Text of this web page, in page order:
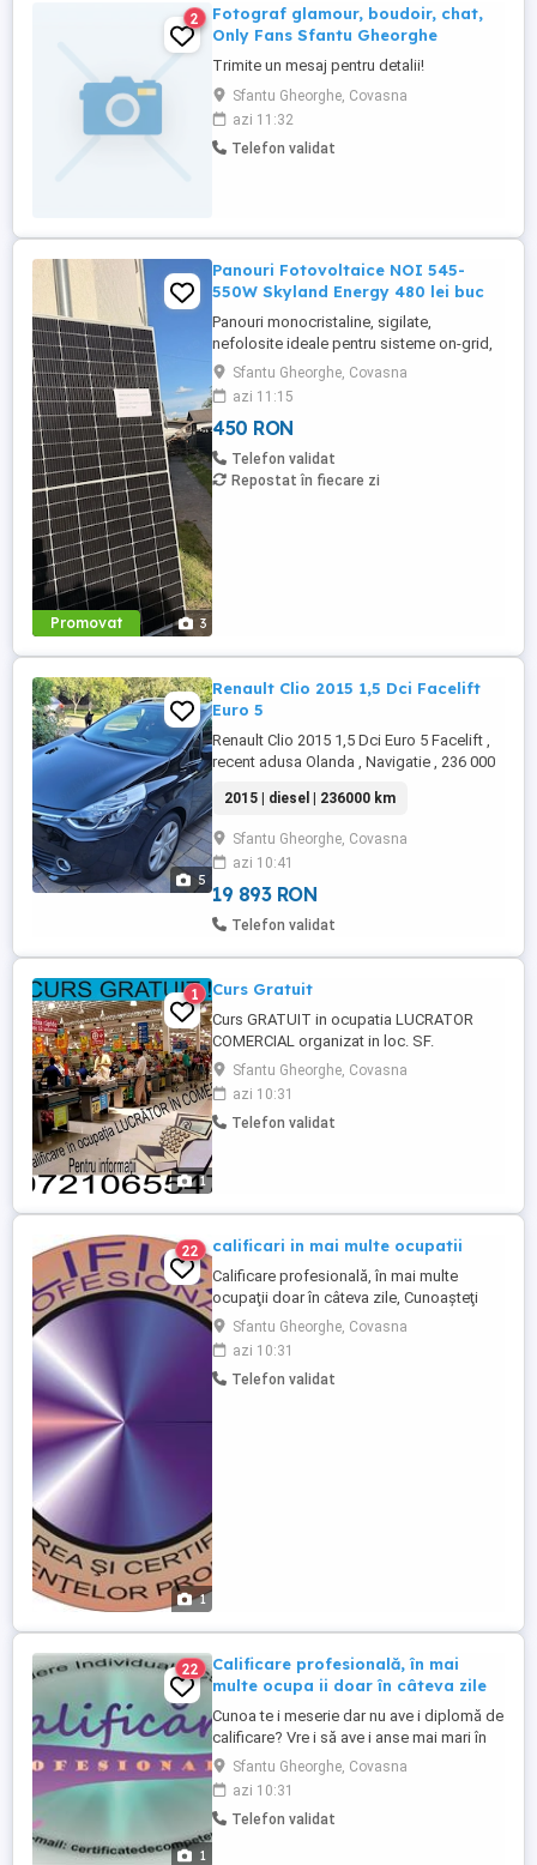
2
Fotograf glamour, boudoir, chat,
Only Fans Sfantu Gheorghe
Trimite un mesaj pentru detalii!
Sfantu Gheorghe, Covasna
azi 11:32
Telefon validat
Promovat 3
Panouri Fotovoltaice NOI 545-
550W Skyland Energy 480 lei buc
Panouri monocristaline, sigilate,
nefolosite ideale pentru sisteme on-grid,
off-grid sau hibride (case, ferme, hale,
pompe de căldură). Putere: 545-550W |
Eficiență 21% | Tehnologie half-cell
Garanție producător: 10 ani produs 25 ani
performanță Compatibile cu Huawei,
Growatt, Deye, GoodWe, ...
Sfantu Gheorghe, Covasna
azi 11:15
450 RON
Telefon validat
Repostat în fiecare zi
5
Renault Clio 2015 1,5 Dci Facelift
Euro 5
Renault Clio 2015 1,5 Dci Euro 5 Facelift ,
recent adusa Olanda , Navigatie , 236 000
functionabil , proiectoare ceata ,
computer bord , pilot automat , etc .
2015 | diesel | 236000 km
Sfantu Gheorghe, Covasna
azi 10:41
19 893 RON
Telefon validat
1
1 Curs Gratuit
Curs GRATUIT in ocupatia LUCRATOR
COMERCIAL organizat in loc. SF.
Gheorghe, jud. Covasna. Pentru detalii si
inscriere tel
Sfantu Gheorghe, Covasna
azi 10:31
Telefon validat
1
22 calificari in mai multe ocupatii
Calificare profesională, în mai multe
ocupaţii doar în câteva zile, Cunoaşteţi
meserie dar nu aveţi diplomă de
calificare? Vreţi să aveţi şanse mai mari în
găsirea unui loc de muncă? Doriţi să vă
calificaţi sau să vă recalificaţi în diverse
Sfantu Gheorghe, Covasna
azi 10:31
Telefon validat
1
22
Calificare profesională, în mai
multe ocupa ii doar în câteva zile
Cunoa te i meserie dar nu ave i diplomă de
calificare? Vre i să ave i anse mai mari în
găsirea unui loc de muncă? Dori i să vă
califica i sau să vă recalifica i în diverse
domenii de muncă? Acum se poate!!!
Indiferent de pregătire sau coala
Sfantu Gheorghe, Covasna
azi 10:31
Telefon validat